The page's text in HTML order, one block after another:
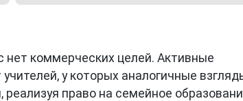
коммерческих целей. Активные
у которых аналогичные
право на семейное